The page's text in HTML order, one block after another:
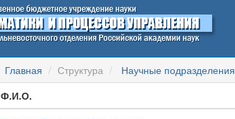
Главная Структура Научные подразделения
Ф.И.О.